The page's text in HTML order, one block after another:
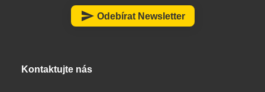
send Odebírat Newsletter
Kontaktujte nás